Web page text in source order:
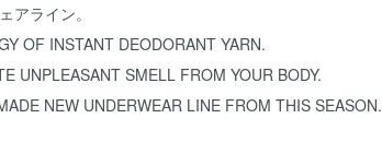
アライン。
OF INSTANT DEODORANT YARN.
UNPLEASANT SMELL FROM YOUR BODY.
NEW UNDERWEAR LINE FROM THIS SEASON.